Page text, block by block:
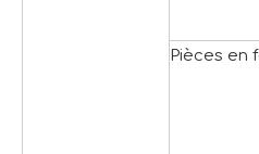
Pièces en